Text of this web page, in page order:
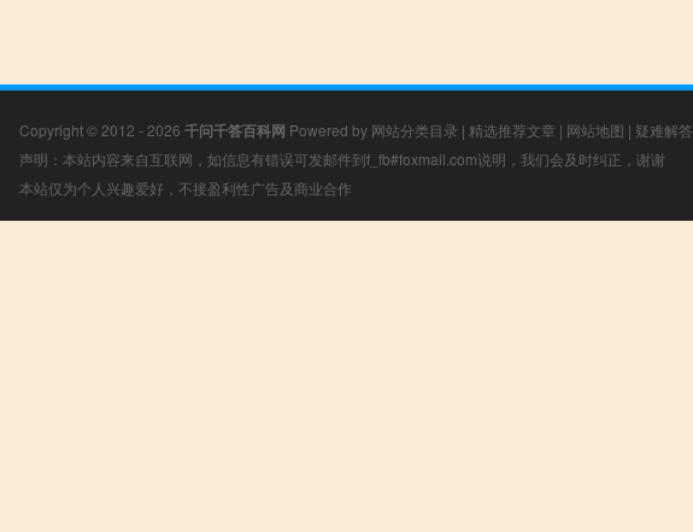
Copyright © 2012 - 2026 千问千答百科网 Powered by 网站分类目录 | 精选推荐文章 | 网站地图 | 疑难解答
声明：本站内容来自互联网，如信息有错误可发邮件到f_fb#foxmail.com说明，我们会及时纠正，谢谢
本站仅为个人兴趣爱好，不接盈利性广告及商业合作